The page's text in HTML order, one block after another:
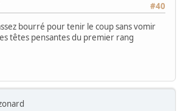
#40
bourré pour tenir le coup sans vomir
têtes pensantes du premier rang